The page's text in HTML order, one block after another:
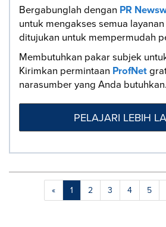
Bergabunglah dengan PR
untuk mengakses semua
ditujukan untuk mempermudah
Membutuhkan pakar subjek
Kirimkan permintaan ProfNet
narasumber yang Anda butuhkan.
PELAJARI LEBIH
« 1 2 3 4 5